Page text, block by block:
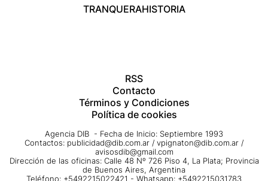
TRANQUERAHISTORIA
RSS
Contacto
Términos y Condiciones
Política de cookies
Agencia DIB - Fecha de Inicio: Septiembre 1993
Contactos: publicidad@dib.com.ar / vpignaton@dib.com.ar /
avisosdib@gmail.com
Dirección de las oficinas: Calle 48 Nº 726 Piso 4, La Plata; Provincia
de Buenos Aires, Argentina
Teléfono: +5492215022421 - Whatsapp: +5492215031783